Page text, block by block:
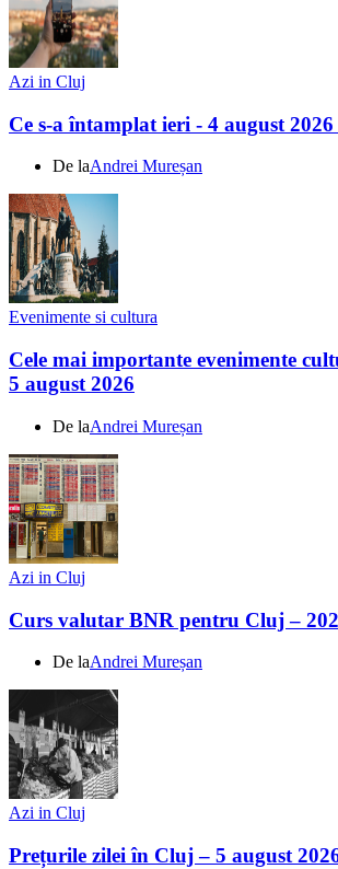
Azi in Cluj
Ce s-a întamplat ieri - 4 august
De laAndrei Mureșan
Evenimente si cultura
Cele mai importante evenimente
5 august 2026
De laAndrei Mureșan
Azi in Cluj
Curs valutar BNR pentru Cluj –
De laAndrei Mureșan
Azi in Cluj
Prețurile zilei în Cluj – 5 august